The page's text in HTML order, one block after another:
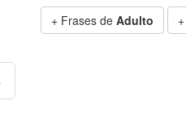
+ Frases de Adulto